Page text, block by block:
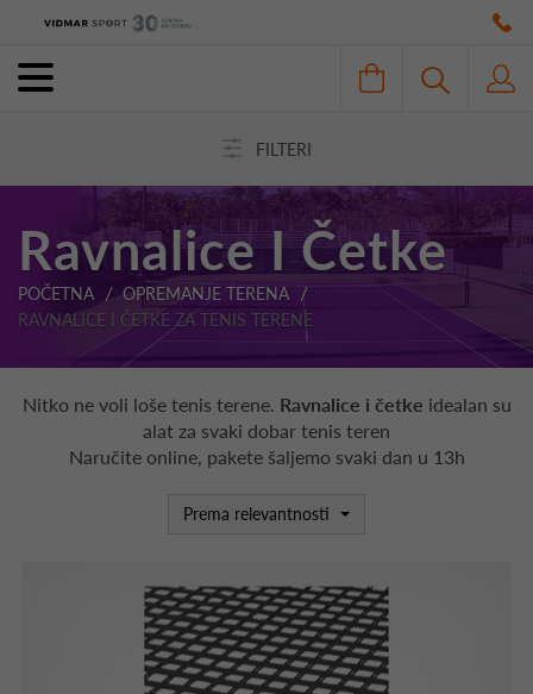
FILTERI
Ravnalice I Četke
POČETNA
OPREMANJE TERENA
RAVNALICE I ČETKE ZA TENIS TERENE
Nitko ne voli loše tenis terene. Ravnalice i četke idealan su
alat za svaki dobar tenis teren
Naručite online, pakete šaljemo svaki dan u 13h
Prema relevantnosti